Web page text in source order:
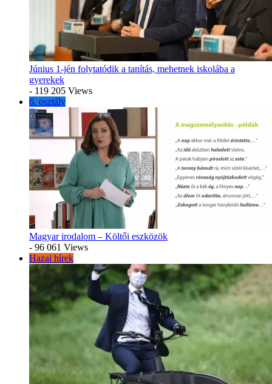
Június 1-jén folytatódik a tanítás, mehetnek iskolába a
gyerekek
- 119 205 Views
6. osztály
Magyar irodalom – Költői eszközök
- 96 061 Views
Hazai hírek